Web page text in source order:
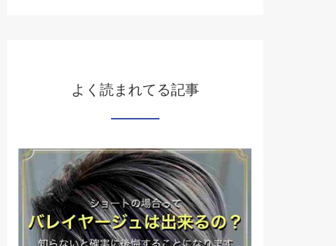
よく読まれてる記事